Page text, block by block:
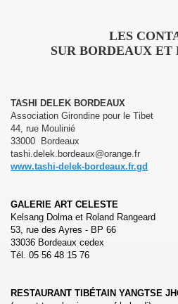
LES
SUR BORDEAUX
TASHI DELEK BORDEAUX
Association Girondine pour le Tibet
44, rue Moulinié
33000 Bordeaux
tashi.delek.bordeaux@orange.fr
www.tashi-delek-bordeaux.fr.gd
GALERIE ART CELESTE
Kelsang Dolma et Roland Rangeard
53, rue des Ayres - BP 66
33036 Bordeaux cedex
Tél. 05 56 48 15 76
RESTAURANT TIBÉTAIN YANGTSE
LES COULEURS DU TIBET
LE MONDE